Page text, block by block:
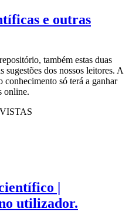
e outras
também estas duas
sugestões dos nossos leitores. A
conhecimento só terá a ganhar
online.
|
utilizador.